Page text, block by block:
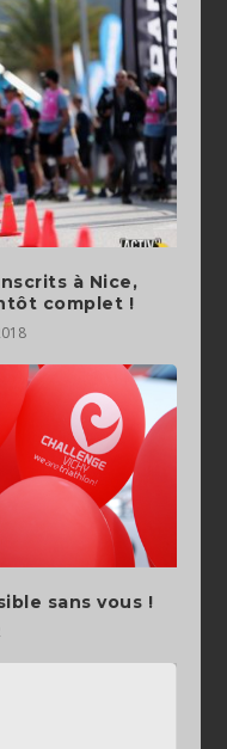
à Nice,
complet !
sans vous !